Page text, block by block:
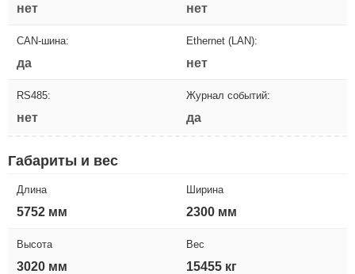
нет нет
CAN-шина:
да
Ethernet (LAN):
нет
RS485:
нет
Журнал событий:
да
Габариты и вес
Длина
5752 мм
Ширина
2300 мм
Высота
3020 мм
Вес
15455 кг